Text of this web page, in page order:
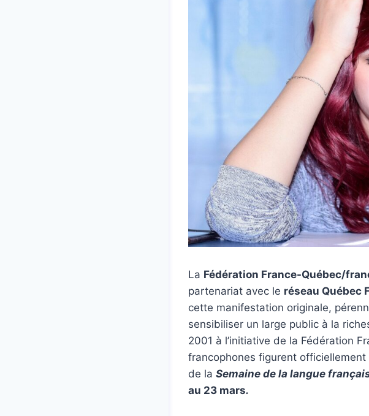
La Fédération France-Québec/
partenariat avec le réseau Québec
cette manifestation originale,
sensibiliser un large public à la
2001 à l’initiative de la Fédération
francophones figurent
de la Semaine de la langue
au 23 mars.